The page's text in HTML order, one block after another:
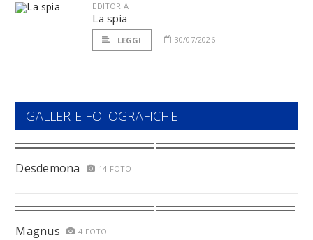
EDITORIA
La spia
LEGGI 30/07/2026
GALLERIE FOTOGRAFICHE
Desdemona 14 FOTO
Magnus 4 FOTO